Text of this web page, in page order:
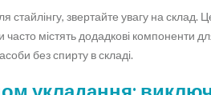
стайлінгу, звертайте увагу на склад.
містять додадкові компоненти
без спирту в складі.